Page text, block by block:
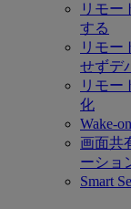
リモー
する
リモー
せずデ
リモー
化
Wake-
画面共
ーショ
Smart